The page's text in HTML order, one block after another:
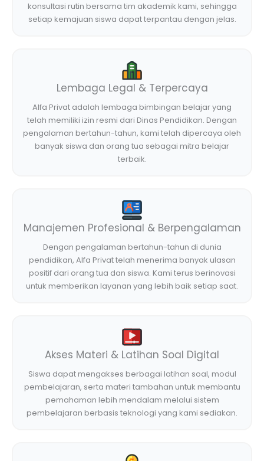
konsultasi rutin bersama tim akademik kami, sehingga
setiap kemajuan siswa dapat terpantau dengan jelas.
Lembaga Legal & Terpercaya
Alfa Privat adalah lembaga bimbingan belajar yang
telah memiliki izin resmi dari Dinas Pendidikan. Dengan
pengalaman bertahun-tahun, kami telah dipercaya oleh
banyak siswa dan orang tua sebagai mitra belajar
terbaik.
Manajemen Profesional & Berpengalaman
Dengan pengalaman bertahun-tahun di dunia
pendidikan, Alfa Privat telah menerima banyak ulasan
positif dari orang tua dan siswa. Kami terus berinovasi
untuk memberikan layanan yang lebih baik setiap saat.
Akses Materi & Latihan Soal Digital
Siswa dapat mengakses berbagai latihan soal, modul
pembelajaran, serta materi tambahan untuk membantu
pemahaman lebih mendalam melalui sistem
pembelajaran berbasis teknologi yang kami sediakan.